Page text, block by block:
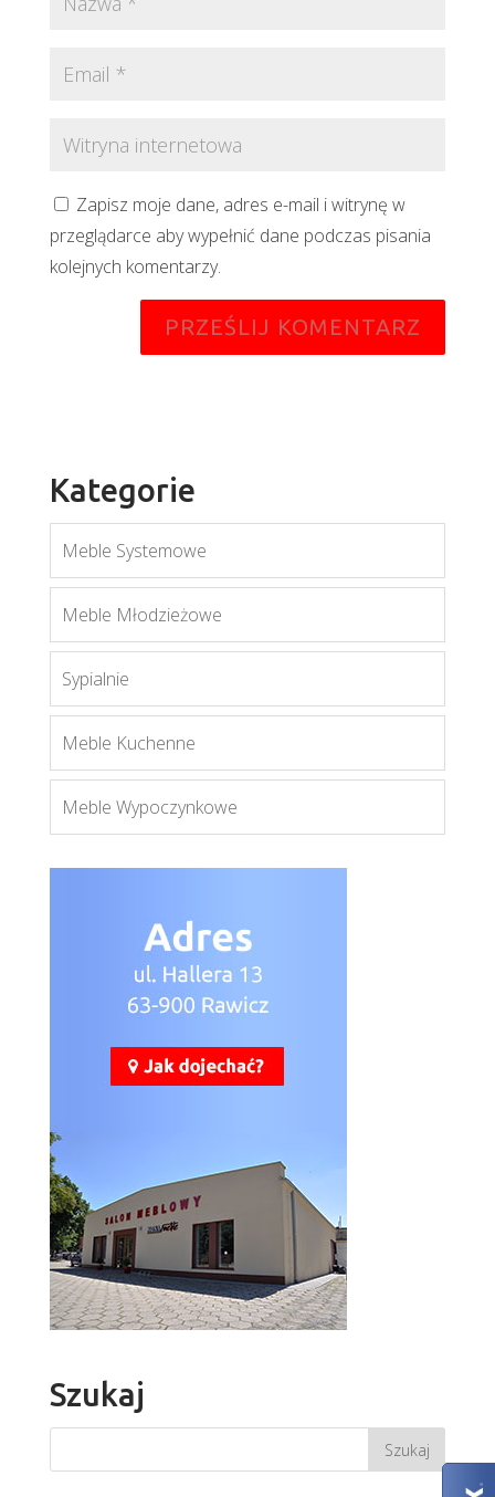
Zapisz moje dane, adres e-mail i witrynę w
przeglądarce aby wypełnić dane podczas pisania
kolejnych komentarzy.
Kategorie
Meble Systemowe
Meble Młodzieżowe
Sypialnie
Meble Kuchenne
Meble Wypoczynkowe
Szukaj